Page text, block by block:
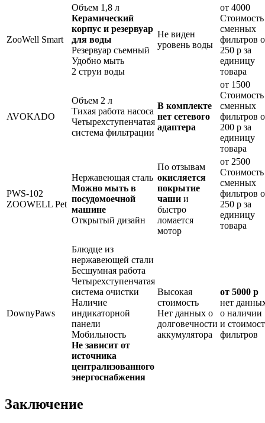
ZooWell Smart
Объем 1,8 л
Керамический
корпус и резервуар
для воды
Резервуар съемный
Удобно мыть
2 струи воды
Не виден
уровень воды
от 4000
Стоимость
сменных
фильтров
250 р за
единицу
товара
AVOKADO
Объем 2 л
Тихая работа насоса
Четырехступенчатая
система фильтрации
В комплекте
нет сетевого
адаптера
от 1500
Стоимость
сменных
фильтров
200 р за
единицу
товара
PWS-102
ZOOWELL Pet
Нержавеющая сталь
Можно мыть в
посудомоечной
машине
Открытый дизайн
По отзывам
окисляется
покрытие
чаши и
быстро
ломается
мотор
от 2500
Стоимость
сменных
фильтров
250 р за
единицу
товара
DownyPaws
Блюдце из
нержавеющей стали
Бесшумная работа
Четырехступенчатая
система очистки
Наличие
индикаторной
панели
Мобильность
Не зависит от
источника
централизованного
энергоснабжения
Высокая
стоимость
Нет данных о
долговечности
аккумулятора
от 5000 р
нет
о наличии
и
фильтров
Заключение